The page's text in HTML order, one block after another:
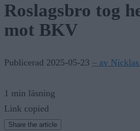
Roslagsbro tog
mot BKV
Publicerad 2025-05-23 – av
1 min läsning
Link copied
Share the article